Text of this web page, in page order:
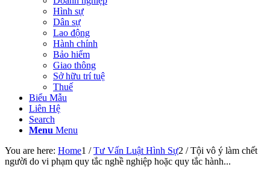
Hình sự
Dân sự
Lao động
Hành chính
Bảo hiểm
Giao thông
Sở hữu trí tuệ
Thuế
Biểu Mẫu
Liên Hệ
Search
Menu Menu
You are here: Home1 / Tư Vấn Luật Hình Sự2 / Tội vô ý làm chết
người do vi phạm quy tắc nghề nghiệp hoặc quy tắc hành...